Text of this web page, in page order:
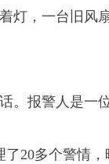
，一台旧风
报警人是一
多个警情，